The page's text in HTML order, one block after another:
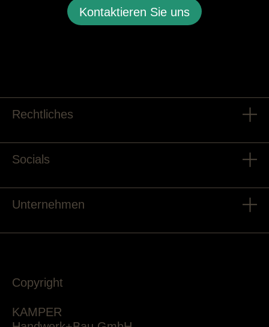
Kontaktieren Sie uns
Rechtliches
Socials
Unternehmen
Copyright
KAMPER